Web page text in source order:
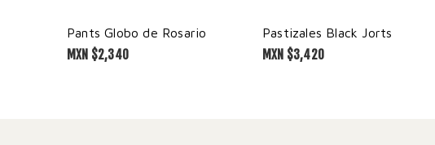
Pants Globo de Rosario
MXN $2,340
Pastizales Black Jorts
MXN $3,420